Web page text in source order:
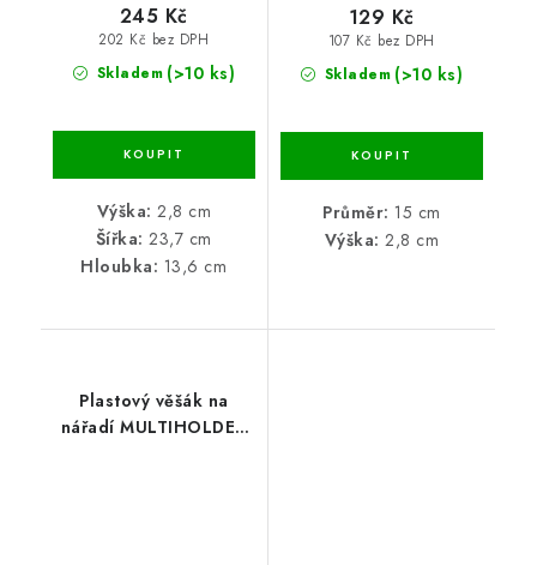
Skladem (>10 ks)
202 Kč bez DPH
245 Kč
Výška: 2,8 cm
Šířka: 23,7 cm
Hloubka: 13,6 cm
Skladem (>10 ks)
107 Kč bez DPH
129 Kč
Průměr: 15 cm
Výška: 2,8 cm
Plastový věšák na
nářadí MULTIHOLDER